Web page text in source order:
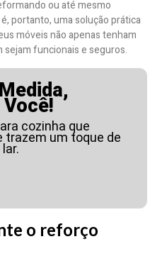
ou até mesmo
portanto, uma solução prática
móveis não apenas tenham
sejam funcionais e seguros.
cozinha que
trazem um toque de
o reforço